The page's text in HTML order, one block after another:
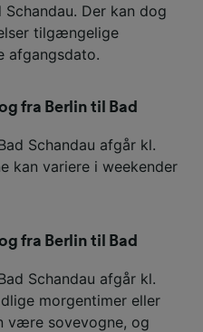
Der kan dog
tilgængelige
afgangsdato.
fra Berlin til Bad
Schandau afgår kl.
kan variere i weekender
fra Berlin til Bad
Schandau afgår kl.
morgentimer eller
være sovevogne, og